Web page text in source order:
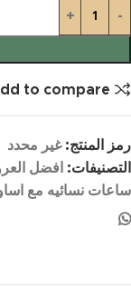
to compare
رمز المنتج:غير محدد
التصنيفات:
افضل
ساعات نسائيه مع